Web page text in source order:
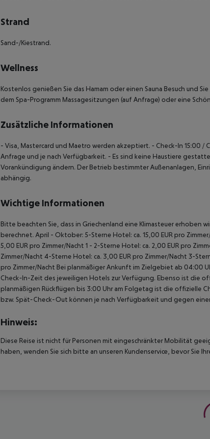
Strand
Sand-/Kiestrand.
Wellness
Kostenlos genießen Sie das Hamam oder einen Sauna Besuch und
dem Spa-Programm Massagesitzungen (auf Anfrage) oder eine
Zusätzliche Informationen
- Visa, Mastercard und Maetro werden akzeptiert. - Check-In 15:00 /
Anfrage und je nach Verfügbarkeit. - Es sind keine Haustiere
Vorankündigung ändern. Der Betrieb bestimmter Außenanlagen,
abhängig.
Wichtige Informationen
Bitte beachten Sie, dass in Griechenland eine Klimasteuer erhoben
berechnet. April - Oktober: 5-Sterne Hotel: ca. 15,00 EUR pro
5,00 EUR pro Zimmer/Nacht 1 - 2-Sterne Hotel: ca. 2,00 EUR pro
Zimmer/Nacht 4-Sterne Hotel: ca. 3,00 EUR pro Zimmer/Nacht 3-
pro Zimmer/Nacht Bei planmäßiger Ankunft im Zielgebiet ab 04:00
Check-In-Zeit des jeweiligen Hotels zur Verfügung. Ebenso ist die
planmäßigen Rückflügen bis 3:00 Uhr am Folgetag ist die offizielle
bzw. Spät-Check-Out können je nach Verfügbarkeit und gegen
Hinweis:
Diese Reise ist nicht für Personen mit eingeschränkter Mobilität
haben, wenden Sie sich bitte an unseren Kundenservice, bevor Sie